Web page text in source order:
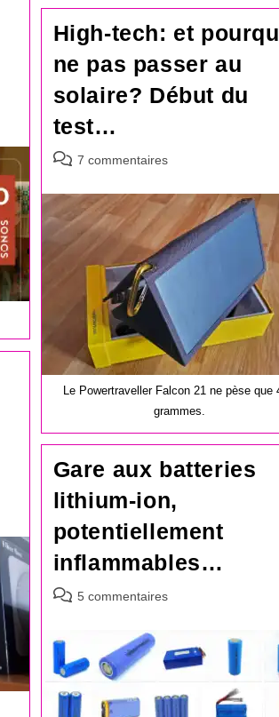
High-tech: et
ne pas passer au
solaire? Début du
test…
Commentaires
la
publication :
7 commentaires
Le Powertraveller Falcon 21 ne pèse que
grammes.
Gare aux batteries
lithium-ion,
potentiellement
inflammables…
Commentaires
publication :
5 commentaires